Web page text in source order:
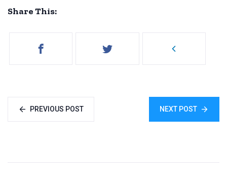
Share This:
PREVIOUS POST NEXT POST